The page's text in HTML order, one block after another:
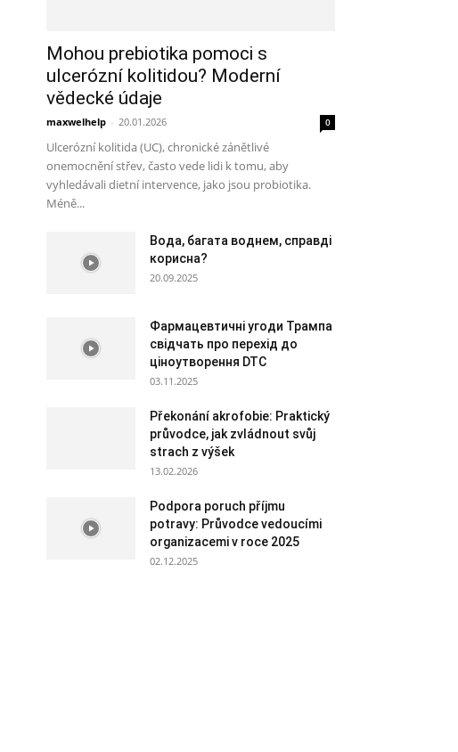
Mohou prebiotika pomoci s
ulcerózní kolitidou? Moderní
vědecké údaje
maxwelhelp - 20.01.2026 0
Ulcerózní kolitida (UC), chronické zánětlivé
onemocnění střev, často vede lidi k tomu, aby
vyhledávali dietní intervence, jako jsou probiotika.
Méně...
Вода, багата воднем, справді
корисна?
20.09.2025
Фармацевтичні угоди Трампа
свідчать про перехід до
ціноутворення DTC
03.11.2025
Překonání akrofobie: Praktický
průvodce, jak zvládnout svůj
strach z výšek
13.02.2026
Podpora poruch příjmu
potravy: Průvodce vedoucími
organizacemi v roce 2025
02.12.2025